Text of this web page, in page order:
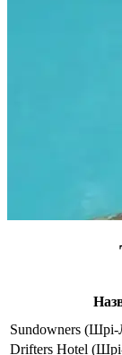
Sundowners
Drifters Hotel